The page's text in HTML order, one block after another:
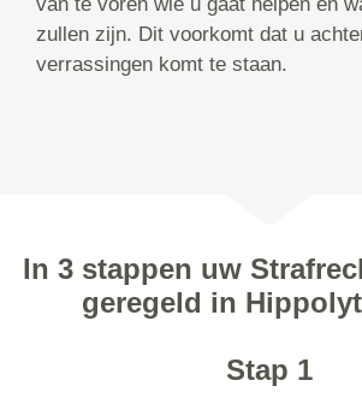
zullen zijn. Dit voorkomt dat u
verrassingen komt te staan.
In 3 stappen uw
geregeld in
Stap 1